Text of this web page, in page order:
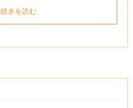
続きを読む